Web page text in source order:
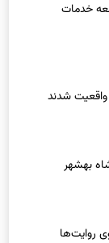
خدمات
شدند
بهشهر
روایت‌ها